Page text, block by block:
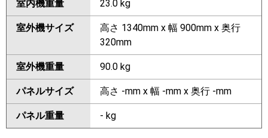
室内機重量 23.0 kg
室外機サイズ
高さ 1340mm x 幅 900mm x 奥行
320mm
室外機重量 90.0 kg
パネルサイズ 高さ -mm x 幅 -mm x 奥行 -mm
パネル重量 - kg